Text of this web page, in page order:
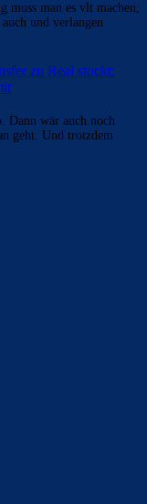
muss man es vlt machen,
und verlangen
zu Real stockt:
Dann wär auch noch
geht. Und trotzdem